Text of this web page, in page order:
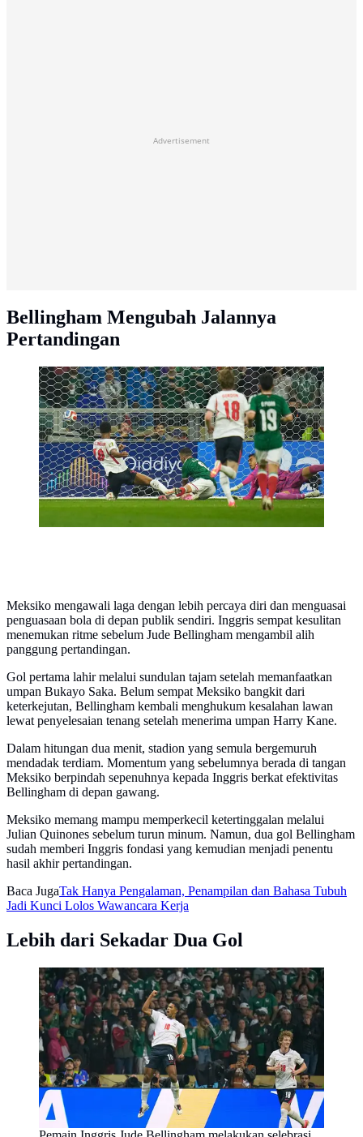
Advertisement
Bellingham Mengubah Jalannya
Pertandingan
Pemain Inggris Jude Bellingham mencetak gol pertama
timnya selama pertandingan sepak bola babak 16 besar
Piala Dunia antara Meksiko dan Inggris di Mexico City,
Minggu, 5 Juli 2026. (AP Photo/Ricardo Mazalan)
Meksiko mengawali laga dengan lebih percaya diri dan menguasai
penguasaan bola di depan publik sendiri. Inggris sempat kesulitan
menemukan ritme sebelum Jude Bellingham mengambil alih
panggung pertandingan.
Gol pertama lahir melalui sundulan tajam setelah memanfaatkan
umpan Bukayo Saka. Belum sempat Meksiko bangkit dari
keterkejutan, Bellingham kembali menghukum kesalahan lawan
lewat penyelesaian tenang setelah menerima umpan Harry Kane.
Dalam hitungan dua menit, stadion yang semula bergemuruh
mendadak terdiam. Momentum yang sebelumnya berada di tangan
Meksiko berpindah sepenuhnya kepada Inggris berkat efektivitas
Bellingham di depan gawang.
Meksiko memang mampu memperkecil ketertinggalan melalui
Julian Quinones sebelum turun minum. Namun, dua gol Bellingham
sudah memberi Inggris fondasi yang kemudian menjadi penentu
hasil akhir pertandingan.
Baca JugaTak Hanya Pengalaman, Penampilan dan Bahasa Tubuh
Jadi Kunci Lolos Wawancara Kerja
Lebih dari Sekadar Dua Gol